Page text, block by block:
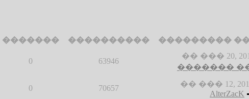
������� ���������� ���������
0 63946
�� ��� 20,
�������
0 70657
�� ��� 12, 2013
AlterZacK